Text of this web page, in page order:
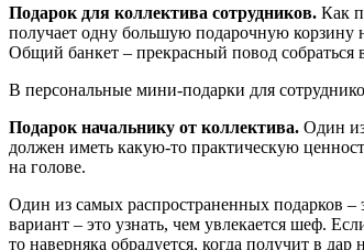
Подарок для коллектива сотрудников. Как
получает одну большую подарочную корзину
Общий банкет – прекрасный повод
В персональные мини-подарки для
Подарок начальнику от коллектива. Один
должен иметь какую-то практическую
на голове.
Один из самых распространенных подарков –
вариант – это узнать, чем увлекается шеф.
то наверняка обрадуется, когда получит в дар